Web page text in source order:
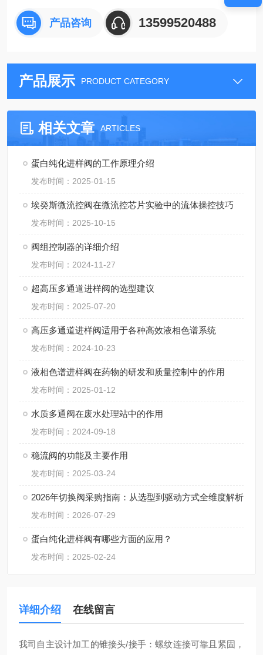
产品咨询 13599520488
产品展示 PRODUCT CATEGORY
相关文章 ARTICLES
蛋白纯化进样阀的工作原理介绍
发布时间：2025-01-15
埃癸斯微流控阀在微流控芯片实验中的流体操控技巧
发布时间：2025-10-15
阀组控制器的详细介绍
发布时间：2024-11-27
超高压多通道进样阀的选型建议
发布时间：2025-07-20
高压多通道进样阀适用于各种高效液相色谱系统
发布时间：2024-10-23
液相色谱进样阀在药物的研发和质量控制中的作用
发布时间：2025-01-12
水质多通阀在废水处理站中的作用
发布时间：2024-09-18
稳流阀的功能及主要作用
发布时间：2025-03-24
2026年切换阀采购指南：从选型到驱动方式全维度解析
发布时间：2026-07-29
蛋白纯化进样阀有哪些方面的应用？
发布时间：2025-02-24
详细介绍 在线留言
我司自主设计加工的锥接头/接手：螺纹连接可靠且紧固，